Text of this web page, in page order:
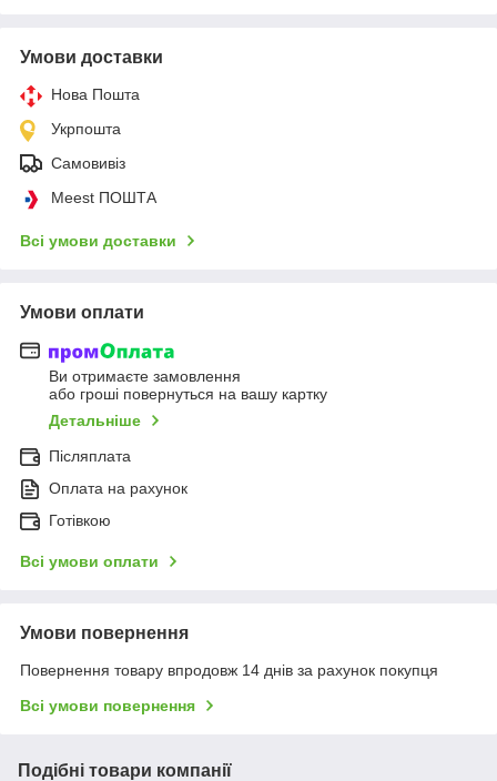
Умови доставки
Нова Пошта
Укрпошта
Самовивіз
Meest ПОШТА
Всі умови доставки
Умови оплати
Ви отримаєте замовлення
або гроші повернуться на вашу картку
Детальніше
Післяплата
Оплата на рахунок
Готівкою
Всі умови оплати
Умови повернення
Повернення товару впродовж 14 днів за рахунок покупця
Всі умови повернення
Подібні товари компанії